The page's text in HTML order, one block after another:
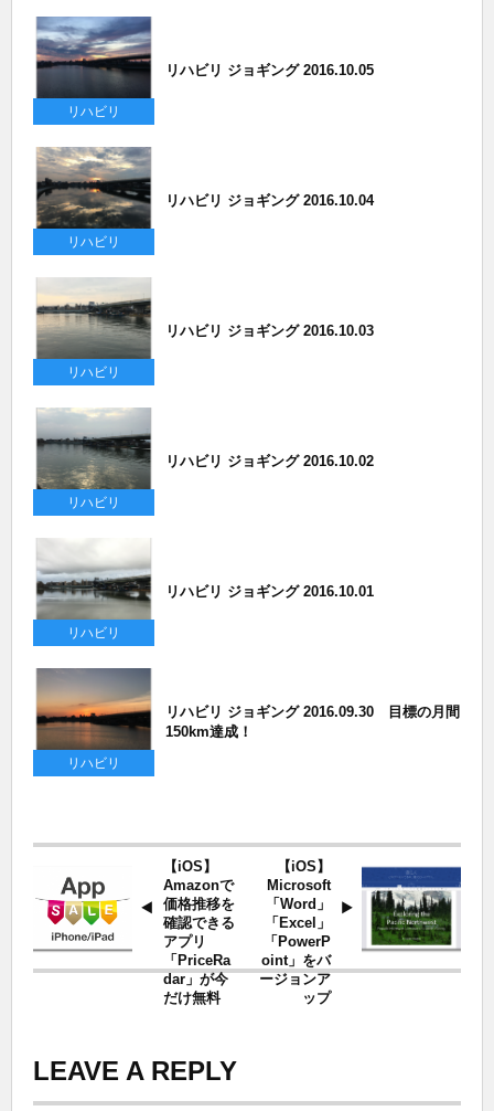
リハビリ
リハビリ ジョギング 2016.10.05
リハビリ
リハビリ ジョギング 2016.10.04
リハビリ
リハビリ ジョギング 2016.10.03
リハビリ
リハビリ ジョギング 2016.10.02
リハビリ
リハビリ ジョギング 2016.10.01
リハビリ
リハビリ ジョギング 2016.09.30 目標の月間
150km達成！
【iOS】
Amazonで
価格推移を
確認できる
アプリ
「PriceRa
dar」が今
だけ無料
【iOS】
Microsoft
「Word」
「Excel」
「PowerP
oint」をバ
ージョンア
ップ
LEAVE A REPLY